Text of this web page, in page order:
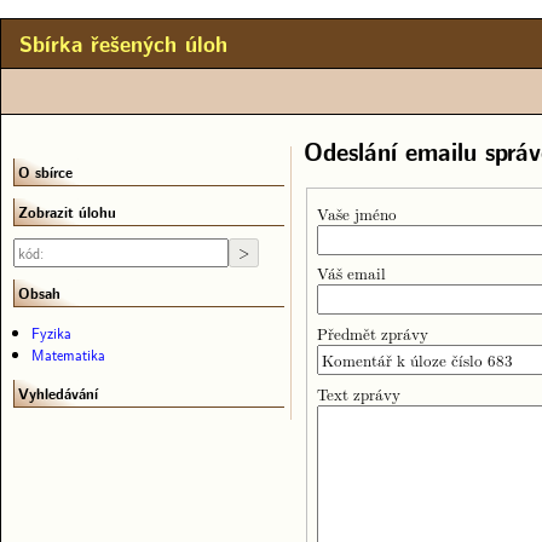
Sbírka řešených úloh
Odeslání emailu
Vaše jméno
Váš email
Předmět zprávy
Text zprávy
O sbírce
Zobrazit úlohu
Obsah
Fyzika
Matematika
Vyhledávání